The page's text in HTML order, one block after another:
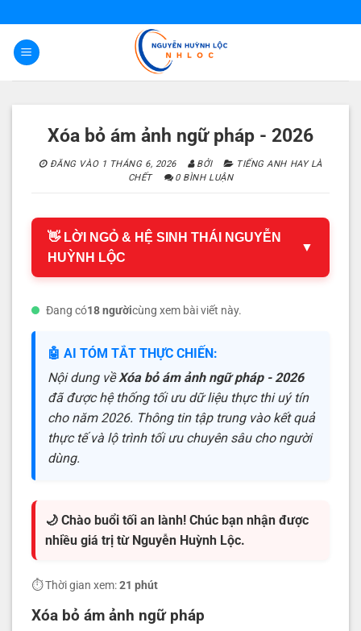
nội
dung
Xóa bỏ ám ảnh ngữ pháp - 2026
ĐĂNG VÀO 1 THÁNG 6, 2026 BỞI
TIẾNG ANH HAY LÀ
CHẾT
0 BÌNH LUẬN
👋 LỜI NGỎ & HỆ SINH THÁI NGUYỄN
HUỲNH LỘC
▼
Đang có18 ngườicùng xem bài viết này.
🤖 AI TÓM TẮT THỰC CHIẾN:
Nội dung vềXóa bỏ ám ảnh ngữ pháp - 2026
đã được hệ thống tối ưu dữ liệu thực thi uý tín
cho năm 2026. Thông tin tập trung vào kết quả
thực tế và lộ trình tối ưu chuyên sâu cho người
dùng.
🌙 Chào buổi tối an lành! Chúc bạn nhận được
nhiều giá trị từ Nguyễn Huỳnh Lộc.
⏱️ Thời gian xem:21 phút
Xóa bỏ ám ảnh ngữ pháp